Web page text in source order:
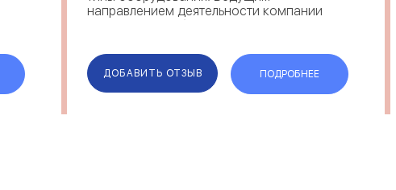
направлением деятельности компании
является разработка технических
проведения досмотров –
металлодетекторов, интроскопов,...
ДОБАВИТЬ ОТЗЫВ ПОДРОБНЕЕ